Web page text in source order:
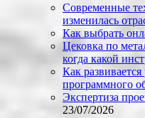
Современные
изменилась
Как выбрать
Цековка по
когда какой
Как
программного
Экспертиза
23/07/2026